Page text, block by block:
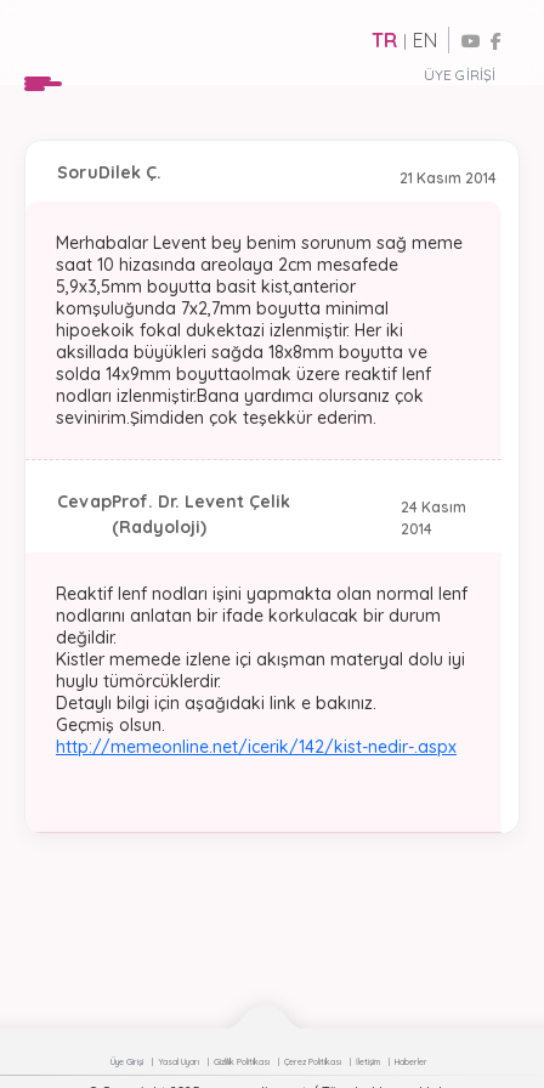
ÜYE GIRIŞI
TR | EN
21 Kasım 2014
SoruDilek Ç.
Merhabalar Levent bey benim sorunum sağ meme
saat 10 hizasında areolaya 2cm mesafede
5,9x3,5mm boyutta basit kist,anterior
komşuluğunda 7x2,7mm boyutta minimal
hipoekoik fokal dukektazi izlenmiştir. Her iki
aksillada büyükleri sağda 18x8mm boyutta ve
solda 14x9mm boyuttaolmak üzere reaktif lenf
nodları izlenmiştir.Bana yardımcı olursanız çok
sevinirim.Şimdiden çok teşekkür ederim.
24 Kasım
2014
CevapProf. Dr. Levent Çelik
(Radyoloji)
Reaktif lenf nodları işini yapmakta olan normal lenf
nodlarını anlatan bir ifade korkulacak bir durum
değildir.
Kistler memede izlene içi akışman materyal dolu iyi
huylu tümörcüklerdir.
Detaylı bilgi için aşağıdaki link e bakınız.
Geçmiş olsun.
http://memeonline.net/icerik/142/kist-nedir-.aspx
Üye Girişi Yasal Uyarı Gizlilik Politikası Çerez Politikası İletişim Haberler